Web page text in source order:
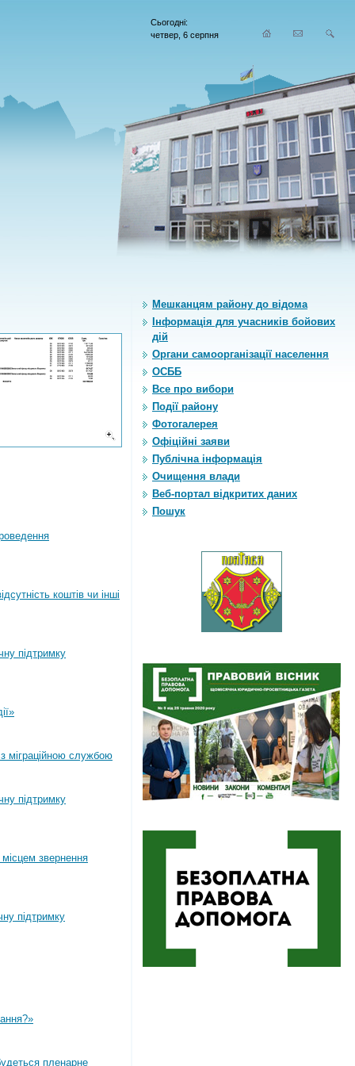
Сьогодні:
четвер, 6 серпня
коштів чи інші
підтримку
міграційною службою
підтримку
звернення
підтримку
пленарне
Мешканцям району до відома
Інформація для учасників бойових
дій
Органи самоорганiзацiї населення
ОСББ
Все про вибори
Події району
Фотогалерея
Офіційні заяви
Публічна інформація
Очищення влади
Веб-портал відкритих даних
Пошук